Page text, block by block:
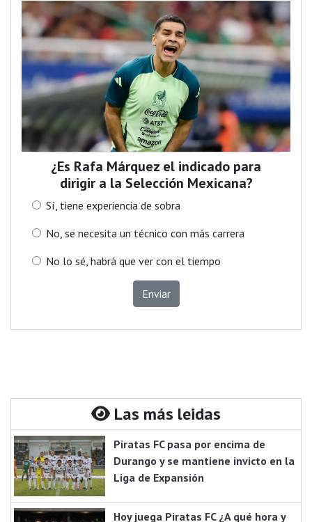
¿Es Rafa Márquez el indicado para
dirigir a la Selección Mexicana?
Sí, tiene experiencia de sobra
No, se necesita un técnico con más carrera
No lo sé, habrá que ver con el tiempo
Enviar
Las más leidas
Piratas FC pasa por encima de
Durango y se mantiene invicto en la
Liga de Expansión
Hoy juega Piratas FC ¿A qué hora y